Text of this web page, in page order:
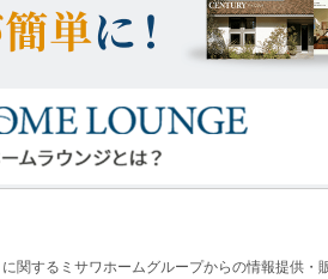
関するミサワホームグループからの情報提供・